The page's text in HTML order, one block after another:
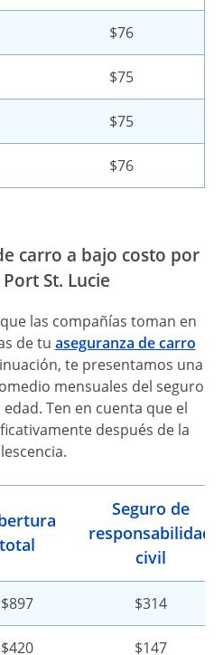
$76
$75
$75
$76
carro a bajo costo por
St. Lucie
las compañías toman en
de tu aseguranza de carro
te presentamos una
mensuales del seguro
Ten en cuenta que el
después de la
total
Seguro de
responsabilidad
civil
$897 $314
$420 $147